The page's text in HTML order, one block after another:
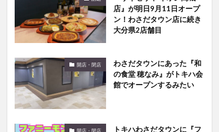
店』が明日9月11日オープ
ン！わさだタウン店に続き
大分県2店舗目
開店・閉店
わさだタウンにあった『和
の食堂 穂なみ』がトキハ会
館でオープンするみたい
開店・閉店
トキハわさだタウンに『フ